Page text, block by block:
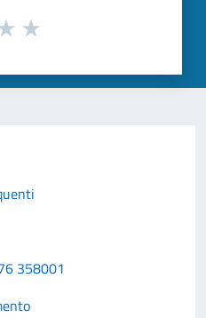
358001